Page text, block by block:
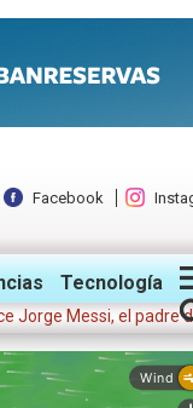
Facebook
Tecnología
Messi, el padre de